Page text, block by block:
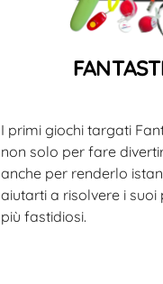
I primi giochi targati
non solo per fare
anche per renderlo
aiutarti a risolvere i
più fastidiosi.